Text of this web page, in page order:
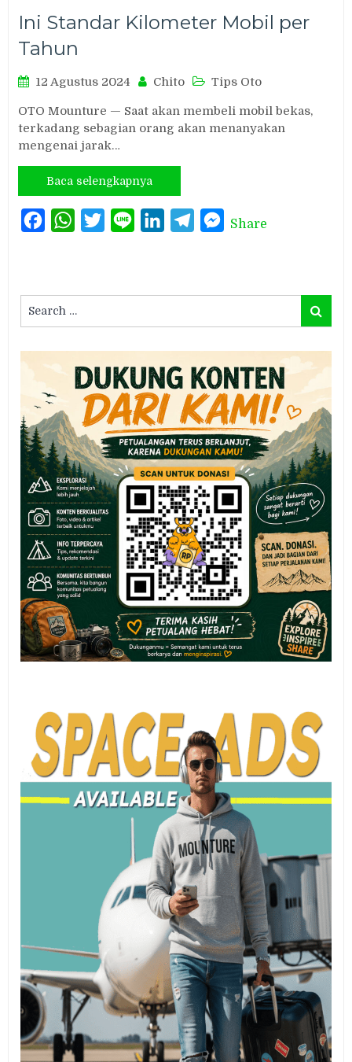
Ini Standar Kilometer Mobil per
Tahun
12 Agustus 2024 Chito Tips Oto
OTO Mounture — Saat akan membeli mobil bekas,
terkadang sebagian orang akan menanyakan
mengenai jarak…
Baca selengkapnya
FacebookWhatsAppTwitterLine LinkedInTelegramMessenger
Share
for:
Search